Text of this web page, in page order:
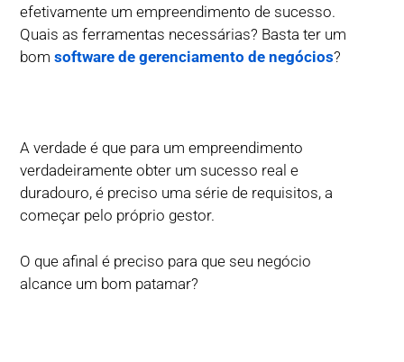
efetivamente um empreendimento de sucesso.
Quais as ferramentas necessárias? Basta ter um
bomsoftware de gerenciamento de negócios?
A verdade é que para um empreendimento
verdadeiramente obter um sucesso real e
duradouro, é preciso uma série de requisitos, a
começar pelo próprio gestor.
O que afinal é preciso para que seu negócio
alcance um bom patamar?